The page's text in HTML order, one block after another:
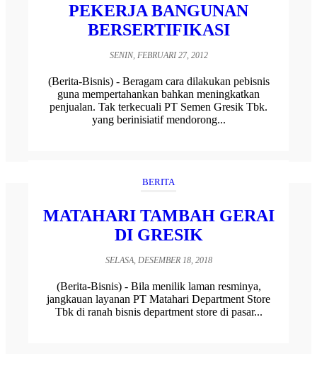
PEKERJA BANGUNAN
BERSERTIFIKASI
SENIN, FEBRUARI 27, 2012
(Berita-Bisnis) - Beragam cara dilakukan pebisnis
guna mempertahankan bahkan meningkatkan
penjualan. Tak terkecuali PT Semen Gresik Tbk.
yang berinisiatif mendorong...
BERITA
MATAHARI TAMBAH GERAI
DI GRESIK
SELASA, DESEMBER 18, 2018
(Berita-Bisnis) - Bila menilik laman resminya,
jangkauan layanan PT Matahari Department Store
Tbk di ranah bisnis department store di pasar...